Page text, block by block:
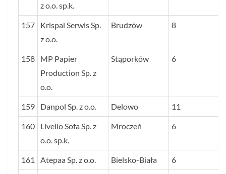
z o.o. sp.k.
157
Krispal Serwis Sp.
z o.o.
Brudzów 8
158
MP Papier
Production Sp. z
o.o.
Stąporków 6
159 Danpol Sp. z o.o. Delowo 11
160
Livello Sofa Sp. z
o.o. sp.k.
Mroczeń 6
161 Atepaa Sp. z o.o. Bielsko-Biała 6